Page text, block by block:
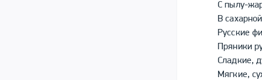
С пылу-
В
Русские
Пряники
Сладкие,
Мягкие,